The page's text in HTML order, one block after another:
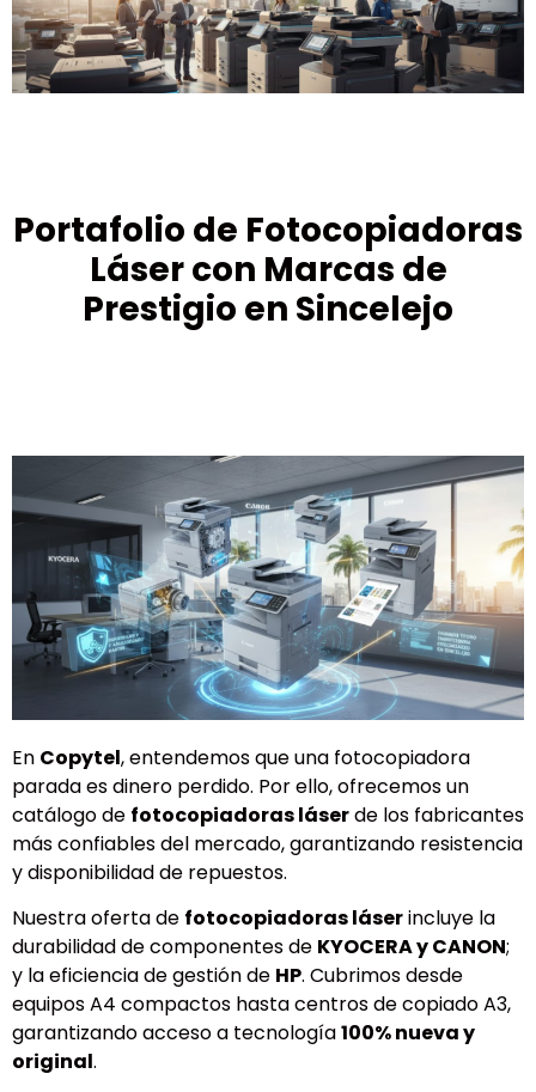
Portafolio de Fotocopiadoras
Láser con Marcas de
Prestigio en Sincelejo
En Copytel, entendemos que una fotocopiadora
parada es dinero perdido. Por ello, ofrecemos un
catálogo de fotocopiadoras láserde los fabricantes
más confiables del mercado, garantizando resistencia
y disponibilidad de repuestos.
Nuestra oferta de fotocopiadoras láserincluye la
durabilidad de componentes de KYOCERA y CANON;
y la eficiencia de gestión de HP. Cubrimos desde
equipos A4 compactos hasta centros de copiado A3,
garantizando acceso a tecnología100% nueva y
original.